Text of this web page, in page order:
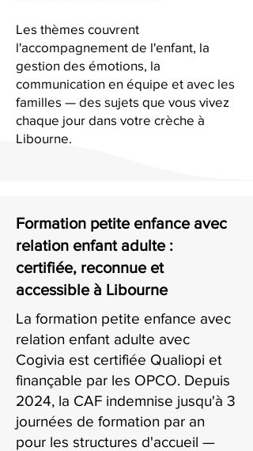
Les thèmes couvrent
l'accompagnement de l'enfant, la
gestion des émotions, la
communication en équipe et avec les
familles — des sujets que vous vivez
chaque jour dans votre crèche à
Libourne.
Formation petite enfance avec
relation enfant adulte :
certifiée, reconnue et
accessible à Libourne
La formation petite enfance avec
relation enfant adulte avec
Cogivia est certifiée Qualiopi et
finançable par les OPCO. Depuis
2024, la CAF indemnise jusqu'à 3
journées de formation par an
pour les structures d'accueil —